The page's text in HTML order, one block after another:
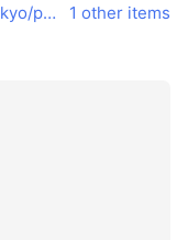
www.summitstore.co.jp/store/tokyo/post/?id=118
1 other items